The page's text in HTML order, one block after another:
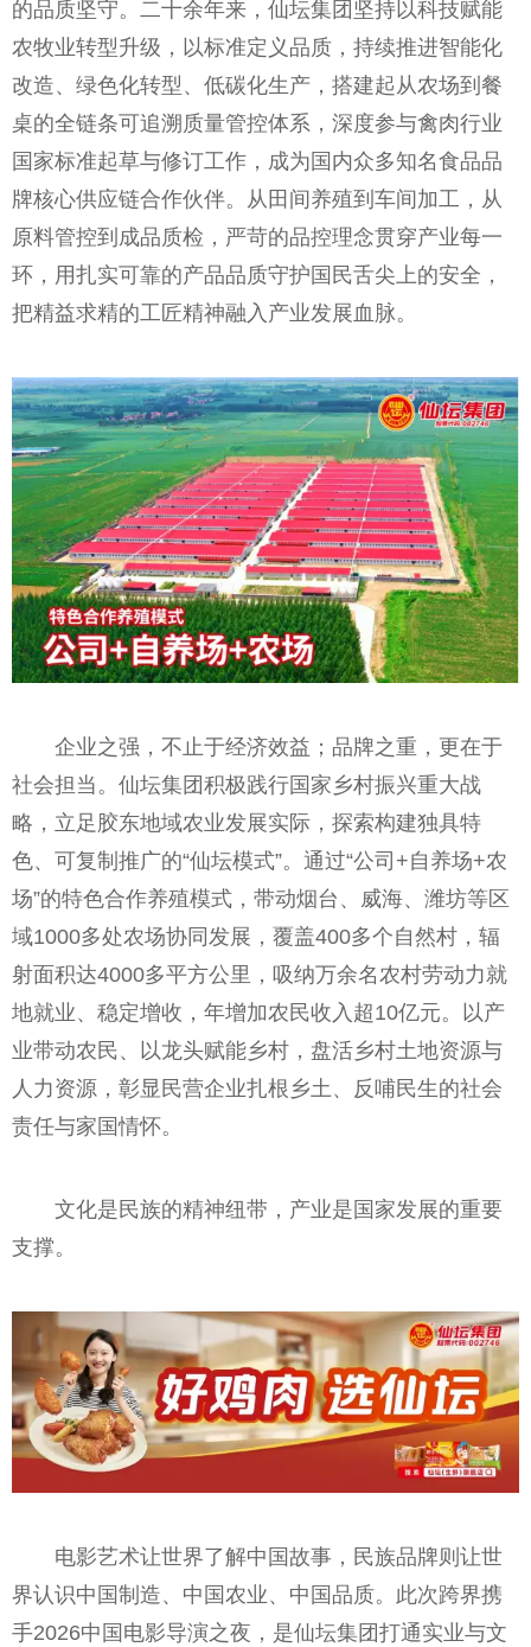
的品质坚守。二十余年来，仙坛集团坚持以科技赋能
农牧业转型升级，以标准定义品质，持续推进智能化
改造、绿色化转型、低碳化生产，搭建起从农场到餐
桌的全链条可追溯质量管控体系，深度参与禽肉行业
国家标准起草与修订工作，成为国内众多知名食品品
牌核心供应链合作伙伴。从田间养殖到车间加工，从
原料管控到成品质检，严苛的品控理念贯穿产业每一
环，用扎实可靠的产品品质守护国民舌尖上的安全，
把精益求精的工匠精神融入产业发展血脉。
企业之强，不止于经济效益；品牌之重，更在于
社会担当。仙坛集团积极践行国家乡村振兴重大战
略，立足胶东地域农业发展实际，探索构建独具特
色、可复制推广的“仙坛模式”。通过“公司+自养场+农
场”的特色合作养殖模式，带动烟台、威海、潍坊等区
域1000多处农场协同发展，覆盖400多个自然村，辐
射面积达4000多平方公里，吸纳万余名农村劳动力就
地就业、稳定增收，年增加农民收入超10亿元。以产
业带动农民、以龙头赋能乡村，盘活乡村土地资源与
人力资源，彰显民营企业扎根乡土、反哺民生的社会
责任与家国情怀。
文化是民族的精神纽带，产业是国家发展的重要
支撑。
电影艺术让世界了解中国故事，民族品牌则让世
界认识中国制造、中国农业、中国品质。此次跨界携
手2026中国电影导演之夜，是仙坛集团打通实业与文